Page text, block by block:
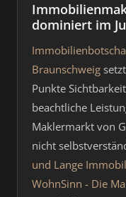
dominiert im
Braunschweig
Punkte
beachtliche
Maklermarkt von
nicht
und Lange
WohnSinn - Die